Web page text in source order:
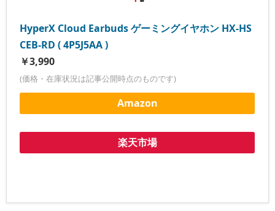
HyperX Cloud Earbuds ゲーミングイヤホン HX-HS
CEB-RD ( 4P5J5AA )
￥3,990
(価格・在庫状況は記事公開時点のものです)
Amazon
楽天市場